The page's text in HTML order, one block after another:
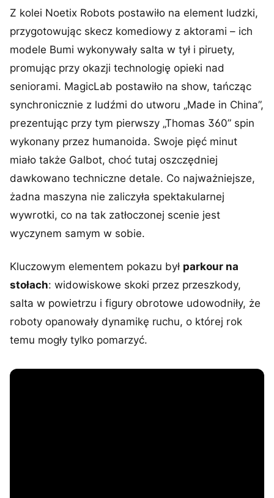
Z kolei Noetix Robots postawiło na element ludzki,
przygotowując skecz komediowy z aktorami – ich
modele Bumi wykonywały salta w tył i piruety,
promując przy okazji technologię opieki nad
seniorami. MagicLab postawiło na show, tańcząc
synchronicznie z ludźmi do utworu „Made in China”,
prezentując przy tym pierwszy „Thomas 360” spin
wykonany przez humanoida. Swoje pięć minut
miało także Galbot, choć tutaj oszczędniej
dawkowano techniczne detale. Co najważniejsze,
żadna maszyna nie zaliczyła spektakularnej
wywrotki, co na tak zatłoczonej scenie jest
wyczynem samym w sobie.
Kluczowym elementem pokazu był parkour na
stołach: widowiskowe skoki przez przeszkody,
salta w powietrzu i figury obrotowe udowodniły, że
roboty opanowały dynamikę ruchu, o której rok
temu mogły tylko pomarzyć.